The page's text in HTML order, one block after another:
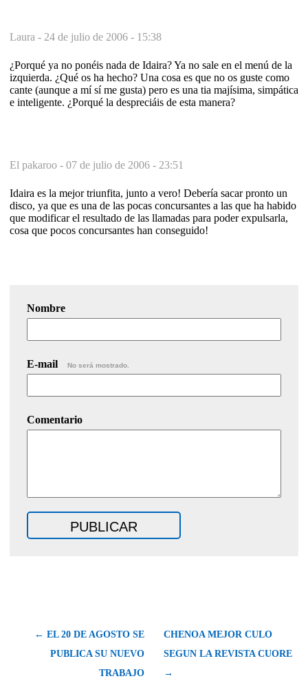
Laura - 24 de julio de 2006 - 15:38
¿Porqué ya no ponéis nada de Idaira? Ya no sale en el menú de la
izquierda. ¿Qué os ha hecho? Una cosa es que no os guste como
cante (aunque a mí sí me gusta) pero es una tia majísima, simpática
e inteligente. ¿Porqué la despreciáis de esta manera?
El pakaroo - 07 de julio de 2006 - 23:51
Idaira es la mejor triunfita, junto a vero! Debería sacar pronto un
disco, ya que es una de las pocas concursantes a las que ha habido
que modificar el resultado de las llamadas para poder expulsarla,
cosa que pocos concursantes han conseguido!
Nombre
E-mail No será mostrado.
Comentario
← EL 20 DE AGOSTO SE
PUBLICA SU NUEVO
TRABAJO
CHENOA MEJOR CULO
SEGUN LA REVISTA CUORE
→